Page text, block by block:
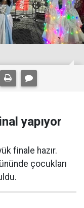
yapıyor
finale hazır.
çocukları